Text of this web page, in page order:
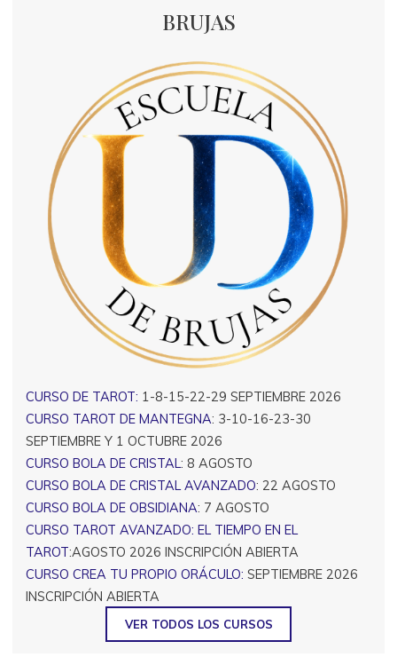
BRUJAS
CURSO DE TAROT: 1-8-15-22-29 SEPTIEMBRE 2026
CURSO TAROT DE MANTEGNA: 3-10-16-23-30
SEPTIEMBRE Y 1 OCTUBRE 2026
CURSO BOLA DE CRISTAL: 8 AGOSTO
CURSO BOLA DE CRISTAL AVANZADO: 22 AGOSTO
CURSO BOLA DE OBSIDIANA: 7 AGOSTO
CURSO TAROT AVANZADO: EL TIEMPO EN EL
TAROT:AGOSTO 2026 INSCRIPCIÓN ABIERTA
CURSO CREA TU PROPIO ORÁCULO: SEPTIEMBRE 2026
INSCRIPCIÓN ABIERTA
VER TODOS LOS CURSOS